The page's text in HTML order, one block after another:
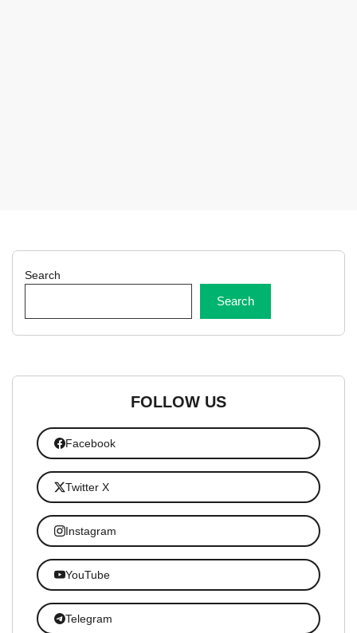
Search
Search
FOLLOW US
Facebook
Twitter X
Instagram
YouTube
Telegram